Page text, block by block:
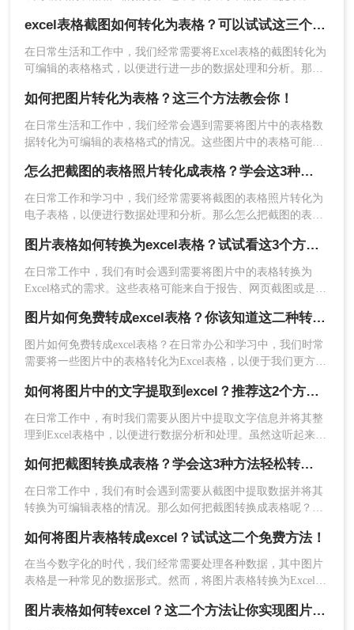
5、转换完成，点击立即下载就可以了。
方法三：手动输入创建表格
如果图片表格中的数据量较小，或者您对表格的格
式要求不是特别严格，那么手动输入创建表格也是
一种可行的方法。
操作如下：
1、首先，您可以打开一个空白的表格编辑软件，如
2、然后，根据图片表格的内容，逐行逐列地手动输
入数据。
3、在输入过程中，您可以根据需要对单元格进行合
存文件即可得到一个可编辑的表格。
直接，但相对耗时且容易出错。因此，在数据量较
大或表格格式较复杂的情况下，建议使用前两种方
法进行转换。
过QQ截图转换、在线转换工具以及手动输入创建表
格这三种方法，我们可以轻松将图片中的表格转换
为可编辑的表格格式。根据实际情况和需求选择合
准确性。
excel呢？下面将介绍三种实用的方法，帮助您轻松将图片表格
转换为可编辑的表格。
excel表格截图如何转化为表格？可以试试这三个方法！
在日常生活和工作中，我们经常需要将Excel表格的截图转化为
可编辑的表格格式，以便进行进一步的数据处理和分析。那么
截图转化为表格的方法。
如何把图片转化为表格？这三个方法教会你！
在日常生活和工作中，我们经常会遇到需要将图片中的表格数
据转化为可编辑的表格格式的情况。这些图片中的表格可能来
本文将为您详细介绍如何把图片转化为表格，并提供一些实用
的技巧和注意事项。
怎么把截图的表格照片转化成表格？学会这3种方法轻松提取！
在日常工作和学习中，我们经常需要将截图的表格照片转化为
电子表格，以便进行数据处理和分析。那么怎么把截图的表格
子表格的方法。
图片表格如何转换为excel表格？试试看这3个方法！
在日常工作中，我们有时会遇到需要将图片中的表格转换为
Excel格式的需求。这些表格可能来自于报告、网页截图或是其
处理。那么图片表格如何转换为excel表格呢？下面将介绍三种
实用的方法来实现这一需求。
图片如何免费转成excel表格？你该知道这二种转换方法！
图片如何免费转成excel表格？在日常办公和学习中，我们时常
需要将一些图片中的表格转化为Excel表格，以便于我们更方便
视化方法，可以帮助我们更好地管理和分析数据。
如何将图片中的文字提取到excel？推荐这2个方法，一学就会！
在日常工作中，有时我们需要从图片中提取文字信息并将其整
理到Excel表格中，以便进行数据分析和处理。虽然这听起来可
相对简单。那么如何将图片中的文字提取到excel呢？以下是将
图片中的文字提取到Excel的几种方法。
如何把截图转换成表格？学会这3种方法轻松转换！
在日常工作中，我们有时会遇到需要从截图中提取数据并将其
转换为可编辑表格的情况。那么如何把截图转换成表格呢？本
如何将图片表格转成excel？试试这二个免费方法！
在当今数字化的时代，我们经常需要处理各种数据，其中图片
表格是一种常见的数据形式。然而，将图片表格转换为Excel格
么如何将图片表格转成excel呢？本文将详细介绍二种将图片表
图片表格如何转excel？这二个方法让你实现图片转表格！